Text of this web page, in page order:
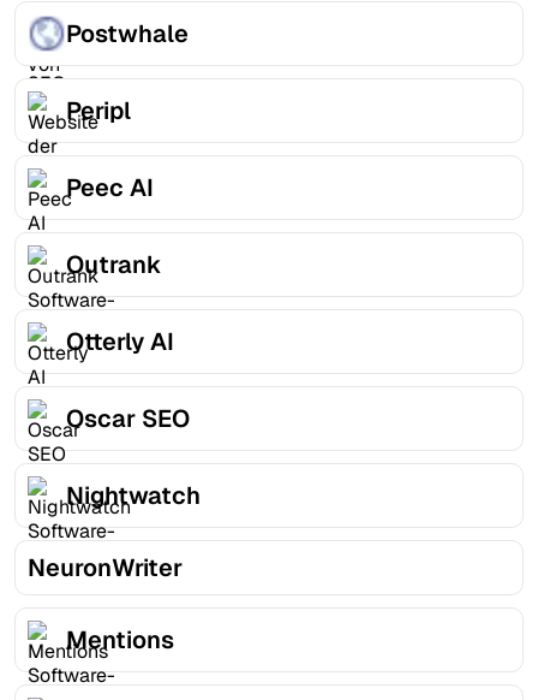
Postwhale
Peripl
Peec AI
Outrank
Otterly AI
Oscar SEO
Nightwatch
NeuronWriter
Mentions